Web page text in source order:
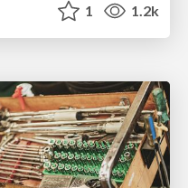
1 1.2k